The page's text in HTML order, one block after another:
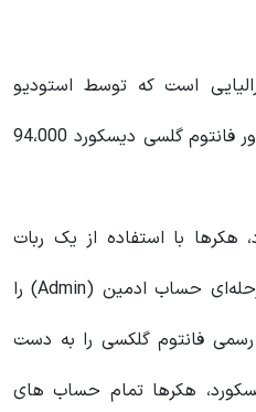
است که توسط استودیو
بلوفیش ساخته شده است. سرور فانتوم گلسی دیسکورد 94،000
هکرها با استفاده از یک ربات
بدافزاری که احراز هویت دو مرحله‌ای حساب ادمین (Admin) را
رسمی فانتوم گلکسی را به دست
هکرها تمام حساب های